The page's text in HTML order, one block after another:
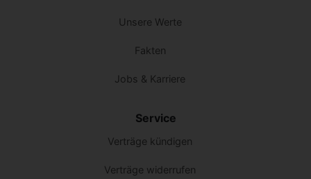
Unsere Werte
Fakten
Jobs & Karriere
Service
Verträge kündigen
Verträge widerrufen